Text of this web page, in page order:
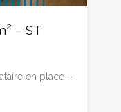
– ST
en place –